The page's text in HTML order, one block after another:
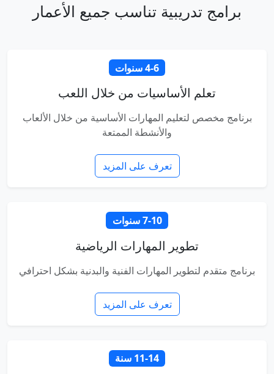
برامج تدريبية تناسب جميع الأعمار
4-6 سنوات
تعلم الأساسيات من خلال اللعب
برنامج مخصص لتعليم المهارات الأساسية من خلال الألعاب
والأنشطة الممتعة
تعرف على المزيد
7-10 سنوات
تطوير المهارات الرياضية
برنامج متقدم لتطوير المهارات الفنية والبدنية بشكل احترافي
تعرف على المزيد
11-14 سنة